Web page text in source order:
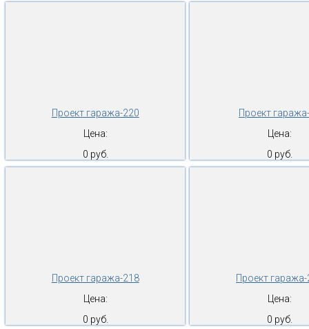
Проект гаража-220
Цена:
0 руб.
Проект
Цена:
0 руб.
Проект гаража-218
Цена:
0 руб.
Проект
Цена:
0 руб.